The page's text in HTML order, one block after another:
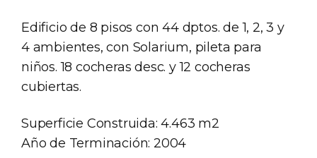
Edificio de 8 pisos con 44 dptos. de 1, 2, 3 y
4 ambientes, con Solarium, pileta para
niños. 18 cocheras desc. y 12 cocheras
cubiertas.
Superficie Construida: 4.463 m2
Año de Terminación: 2004